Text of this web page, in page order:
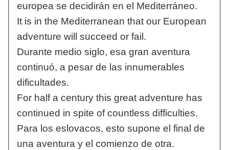
europea se decidirán en el Mediterráneo.
It is in the Mediterranean that our European
adventure will succeed or fail.
Durante medio siglo, esa gran aventura
continuó, a pesar de las innumerables
dificultades.
For half a century this great adventure has
continued in spite of countless difficulties.
Para los eslovacos, esto supone el final de
una aventura y el comienzo de otra.